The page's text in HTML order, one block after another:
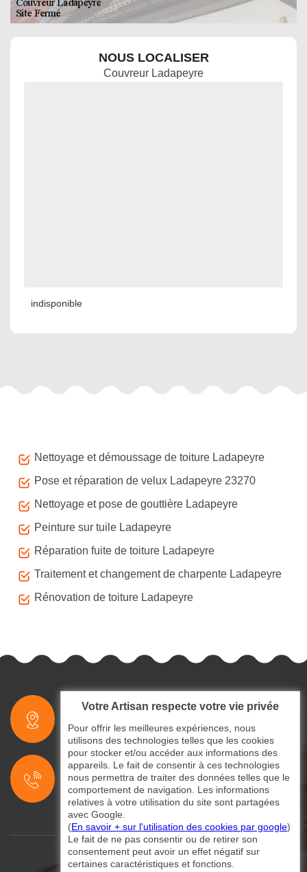
NOUS LOCALISER
Couvreur Ladapeyre
indisponible
Nettoyage et démoussage de toiture Ladapeyre
Pose et réparation de velux Ladapeyre 23270
Nettoyage et pose de gouttière Ladapeyre
Peinture sur tuile Ladapeyre
Réparation fuite de toiture Ladapeyre
Traitement et changement de charpente Ladapeyre
Rénovation de toiture Ladapeyre
indisponible
indisponible
©2024 - 2026 Tout droit réservé
Votre Artisan respecte votre vie privée
Pour offrir les meilleures expériences, nous
utilisons des technologies telles que les cookies
pour stocker et/ou accéder aux informations des
appareils. Le fait de consentir à ces technologies
nous permettra de traiter des données telles que le
comportement de navigation. Les informations
relatives à votre utilisation du site sont partagées
avec Google.
(En savoir + sur l'utilisation des cookies par google)
Le fait de ne pas consentir ou de retirer son
consentement peut avoir un effet négatif sur
certaines caractéristiques et fonctions.